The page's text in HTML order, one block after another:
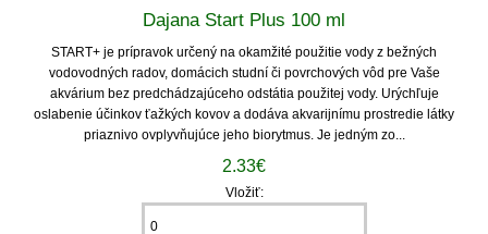
Dajana Start Plus 100 ml
START+ je prípravok určený na okamžité použitie vody z bežných
vodovodných radov, domácich studní či povrchových vôd pre Vaše
akvárium bez predchádzajúceho odstátia použitej vody. Urýchľuje
oslabenie účinkov ťažkých kovov a dodáva akvarijnímu prostredie látky
priaznivo ovplyvňujúce jeho biorytmus. Je jedným zo...
2.33€
Vložiť: